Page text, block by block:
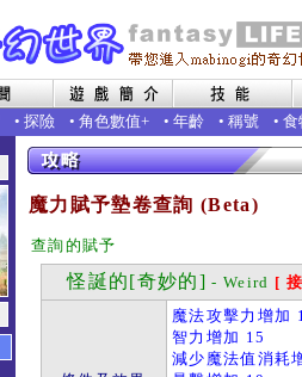
• 探險 • 角色數值+ • 年齡 • 稱號 • 食
魔力賦予墊卷查詢 (Beta)
查詢的賦予
怪誕的[奇妙的] - Weird [
魔法攻擊力增加
智力增加 15
減少魔法值消耗